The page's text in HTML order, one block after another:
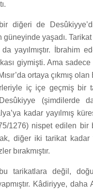
diğeri de
güneyinde yaşadı.
yayılmıştır. İbrahim
giymişti. Ama sadece
ortaya çıkmış olan
iç içe geçmiş bir
(şimdilerde
kadar yayılmış
1276) nispet edilen bir
diğer iki tarikat kadar
bırakmıştır.
tarikatlara değil,
Kâdiriyye, daha